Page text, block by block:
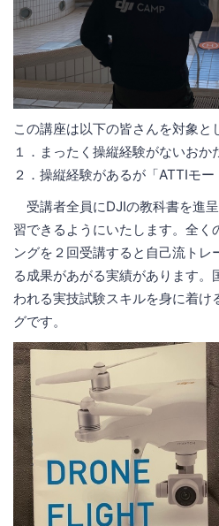
この講座は以下の皆さんを対象と
１．まったく操縦経験がないおか
２．操縦経験があるが「ATTIモー
受講者全員にDJIの教科書を進
習できるようにいたします。全く
ングを２回受講すると自己流ト
る成果があがる実績があります。
われる実技試験スキルを身に着け
グです。